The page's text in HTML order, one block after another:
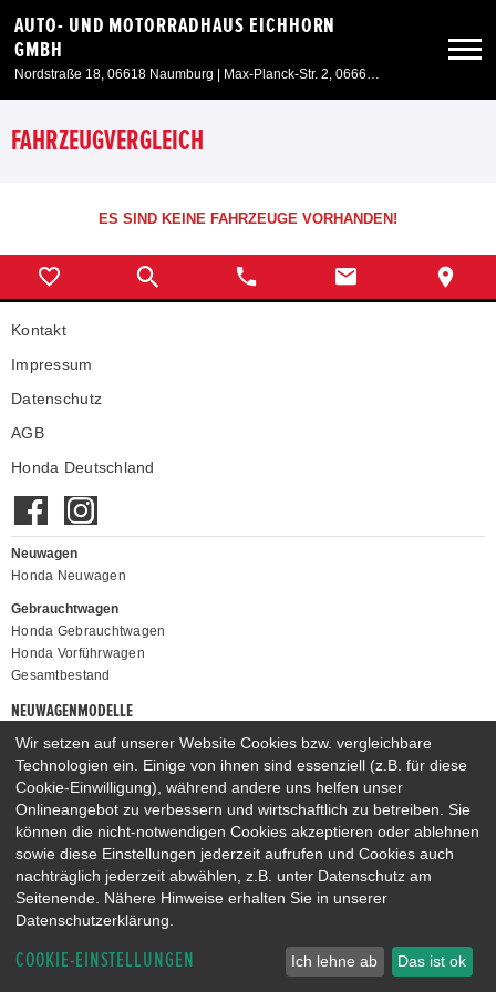
AUTO- UND MOTORRADHAUS EICHHORN
GMBH
Nordstraße 18, 06618 Naumburg | Max-Planck-Str. 2, 06667 Weißenfels
Neuwagen
Angebote
Service & Zubehör
Unser Autohaus
FAHRZEUGVERGLEICH
ES SIND KEINE FAHRZEUGE VORHANDEN!
Kontakt
Impressum
Datenschutz
AGB
Honda Deutschland
Neuwagen
Honda Neuwagen
Gebrauchtwagen
Honda Gebrauchtwagen
Honda Vorführwagen
Gesamtbestand
NEUWAGENMODELLE
HONDA JAZZ E:HEV
HONDA CIVIC E:HEV
HONDA PRELUDE E:HEV
HONDA HR-V E:HEV
HONDA ZR-V E:HEV
HONDA CR-V E:HEV & E:PHEV
Wir setzen auf unserer Website Cookies bzw. vergleichbare
Technologien ein. Einige von ihnen sind essenziell (z.B. für diese
Cookie-Einwilligung), während andere uns helfen unser
Onlineangebot zu verbessern und wirtschaftlich zu betreiben. Sie
können die nicht-notwendigen Cookies akzeptieren oder ablehnen
sowie diese Einstellungen jederzeit aufrufen und Cookies auch
nachträglich jederzeit abwählen, z.B. unter Datenschutz am
Seitenende. Nähere Hinweise erhalten Sie in unserer
Datenschutzerklärung.
COOKIE-EINSTELLUNGEN Ich lehne ab Das ist ok